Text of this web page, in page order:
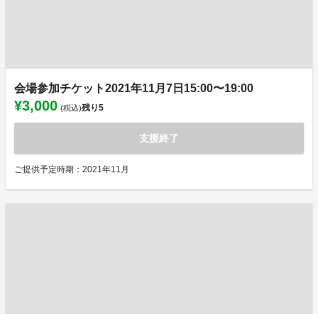
会場参加チケット2021年11月7日15:00〜19:00
¥3,000 (税込)残り5
支援終了
ご提供予定時期：2021年11月